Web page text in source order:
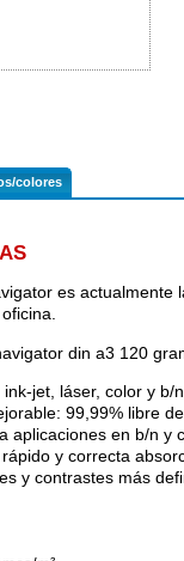
colores
es
din a3 120
jet, láser, color y b/
99,99% libre
aplicaciones en b/n y
y correcta
y contrastes más